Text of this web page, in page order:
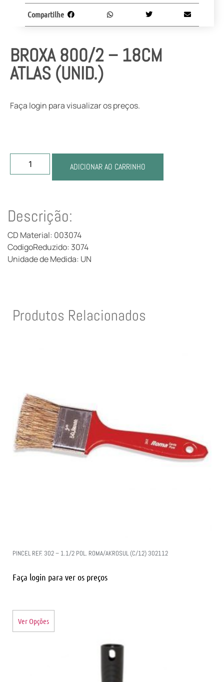
BROXA 800/2 – 18CM
ATLAS (UNID.)
Faça login para visualizar os preços.
ADICIONAR AO CARRINHO
Compartilhe
Descrição:
CD Material: 003074
CodigoReduzido: 3074
Unidade de Medida: UN
Produtos Relacionados
PINCEL REF. 302 – 1.1/2 POL. ROMA/AKROSUL (C/12) 302112
Faça login para ver os preços
Ver Opções